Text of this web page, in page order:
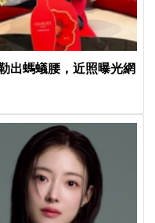
出螞蟻腰，近照曝光網